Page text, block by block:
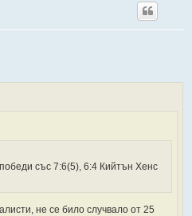
със 7:6(5), 6:4 Кийтън Хенс
не се било случвало от 25